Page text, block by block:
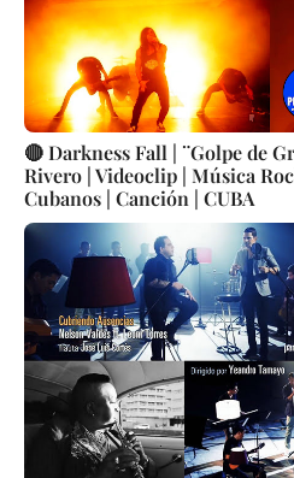
🔴 Darkness Fall | ¨Golpe de
Rivero | Videoclip | Música
Cubanos | Canción | CUBA